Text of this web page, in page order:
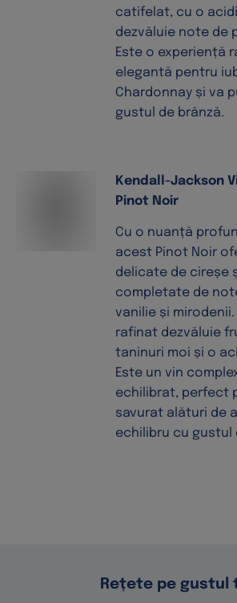
catifelat, cu o
dezvăluie note de
Este o experiență
elegantă pentru
Chardonnay și va
gustul de brânză.
Kendall-Jackson
Pinot Noir
Cu o nuanță
acest Pinot Noir
delicate de cireșe
completate de
vanilie și
rafinat dezvăluie
taninuri moi și o
Este un vin
echilibrat, perfect
savurat alături de
echilibru cu gustul
Rețete pe gustul